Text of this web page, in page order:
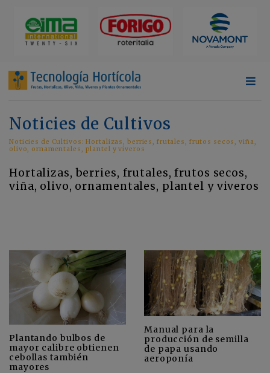
Noticies de Cultivos
Noticies de Cultivos: Hortalizas, berries, frutales, frutos secos, viña,
olivo, ornamentales, plantel y viveros
Hortalizas, berries, frutales, frutos secos,
viña, olivo, ornamentales, plantel y viveros
Plantando bulbos de
mayor calibre obtienen
cebollas también
mayores
Manual para la
producción de semilla
de papa usando
aeroponía